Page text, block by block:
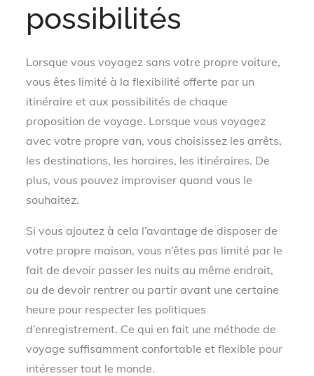
possibilités
Lorsque vous voyagez sans votre propre voiture,
vous êtes limité à la flexibilité offerte par un
itinéraire et aux possibilités de chaque
proposition de voyage. Lorsque vous voyagez
avec votre propre van, vous choisissez les arrêts,
les destinations, les horaires, les itinéraires. De
plus, vous pouvez improviser quand vous le
souhaitez.
Si vous ajoutez à cela l’avantage de disposer de
votre propre maison, vous n’êtes pas limité par le
fait de devoir passer les nuits au même endroit,
ou de devoir rentrer ou partir avant une certaine
heure pour respecter les politiques
d’enregistrement. Ce qui en fait une méthode de
voyage suffisamment confortable et flexible pour
intéresser tout le monde.